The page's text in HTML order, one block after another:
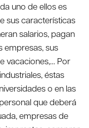
uno de ellos es
sus características
salarios, pagan
empresas, sus
vacaciones,… Por
éstas
o en las
que deberá
empresas de